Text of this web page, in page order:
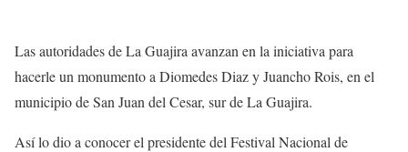
Las autoridades de La Guajira avanzan en la iniciativa para
hacerle un monumento a Diomedes Diaz y Juancho Rois, en el
municipio de San Juan del Cesar, sur de La Guajira.
Así lo dio a conocer el presidente del Festival Nacional de